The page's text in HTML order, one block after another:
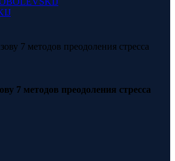
7 методов преодоления стресса